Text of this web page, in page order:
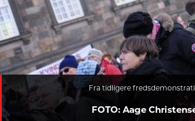
Fra tidligere
FOTO: Aage